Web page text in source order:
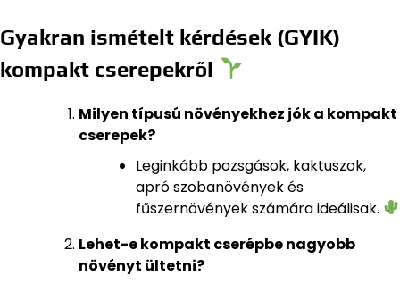
Gyakran ismételt kérdések (GYIK)
kompakt cserepekről
Milyen típusú növényekhez jók a kompakt
cserepek?
Leginkább pozsgások, kaktuszok,
apró szobanövények és
fűszernövények számára ideálisak.
Lehet-e kompakt cserépbe nagyobb
növényt ültetni?